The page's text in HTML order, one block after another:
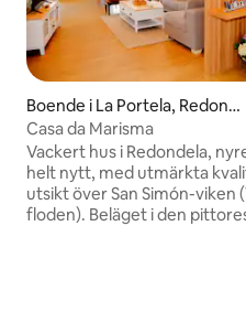
Boende i La Portela, Redonde
la, Pontevedra
Casa da Marisma
Vackert hus i Redondela,
helt nytt, med utmärkta
utsikt över San Simón-viken
floden). Beläget i den